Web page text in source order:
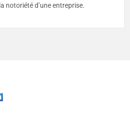
notoriété d’une entreprise.